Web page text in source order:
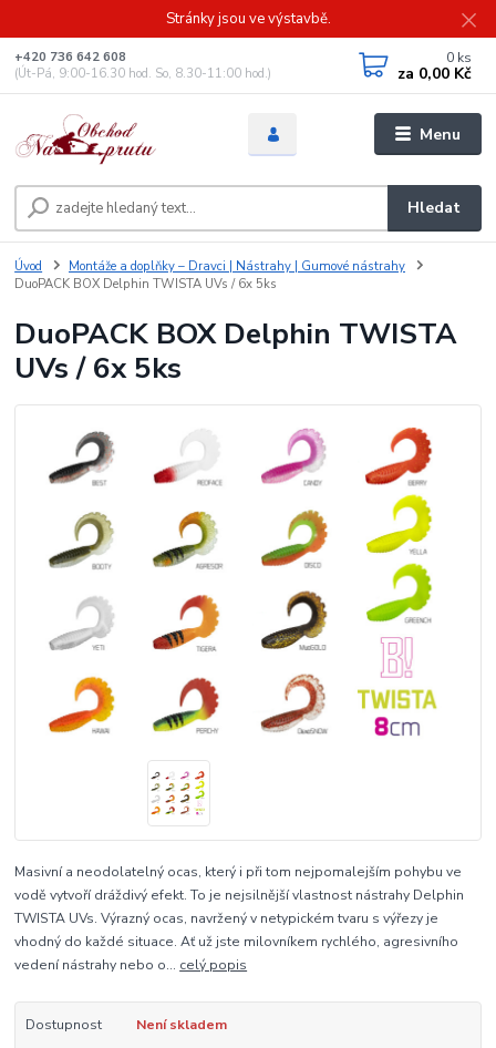
Stránky jsou ve výstavbě.
Menu
Hledat
+420 736 642 608
(Út-Pá, 9:00-16.30 hod. So, 8.30-11:00 hod.)
0 ks
za 0,00 Kč
Úvod
Montáže a doplňky – Dravci | Nástrahy | Gumové nástrahy
DuoPACK BOX Delphin TWISTA UVs / 6x 5ks
DuoPACK BOX Delphin TWISTA
UVs / 6x 5ks
Masivní a neodolatelný ocas, který i při tom nejpomalejším pohybu ve
vodě vytvoří dráždivý efekt. To je nejsilnější vlastnost nástrahy Delphin
TWISTA UVs. Výrazný ocas, navržený v netypickém tvaru s výřezy je
vhodný do každé situace. Ať už jste milovníkem rychlého, agresivního
vedení nástrahy nebo o... celý popis
Dostupnost Není skladem